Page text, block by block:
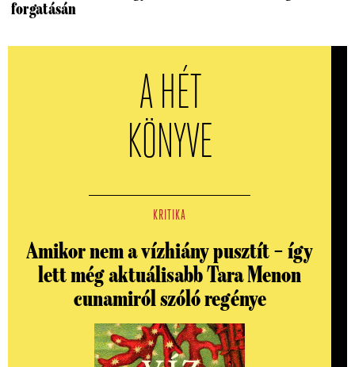
forgatásán
A HÉT
KÖNYVE
KRITIKA
Amikor nem a vízhiány pusztít – így
lett még aktuálisabb Tara Menon
cunamiról szóló regénye